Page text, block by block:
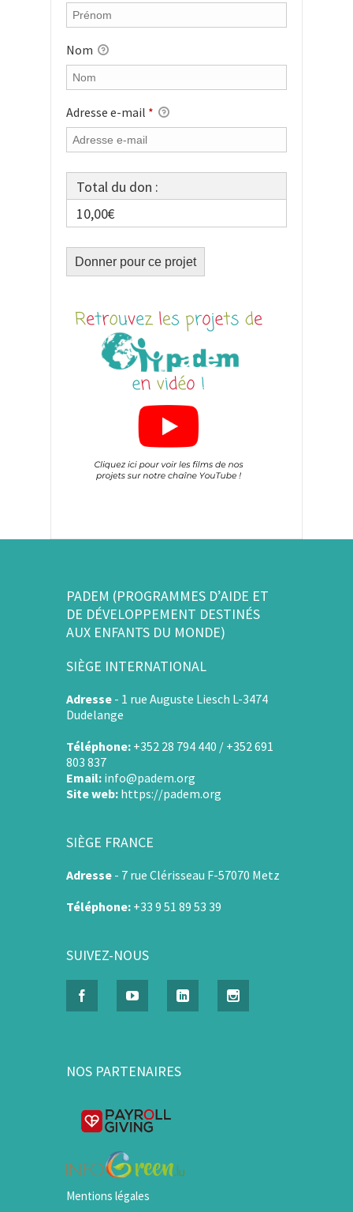
Nom
Adresse e-mail *
Total du don :
10,00€
PADEM (PROGRAMMES D’AIDE ET
DE DÉVELOPPEMENT DESTINÉS
AUX ENFANTS DU MONDE)
SIÈGE INTERNATIONAL
Adresse - 1 rue Auguste Liesch L-3474
Dudelange
Téléphone: +352 28 794 440 / +352 691
803 837
Email: info@padem.org
Site web: https://padem.org
SIÈGE FRANCE
Adresse - 7 rue Clérisseau F-57070 Metz
Téléphone: +33 9 51 89 53 39
SUIVEZ-NOUS
NOS PARTENAIRES
Mentions légales